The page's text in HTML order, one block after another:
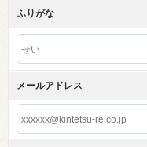
ふりがな
メールアドレス